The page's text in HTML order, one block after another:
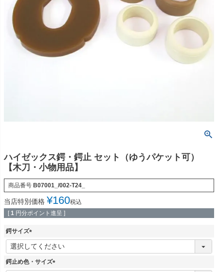
ハイゼックス鍔・鍔止 セット（ゆうパケット可）
【木刀・小物用品】
商品番号 B07001_/002-T24_
当店特別価格 ¥160税込
[ 1 円分ポイント進呈 ]
鍔サイズ
(
必
須
鍔止め色・サイズ